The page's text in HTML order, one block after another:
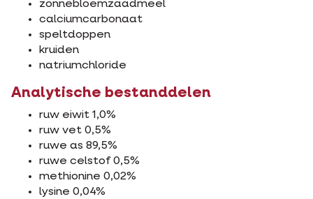
zonnebloemzaadmeel
calciumcarbonaat
speltdoppen
kruiden
natriumchloride
Analytische bestanddelen
ruw eiwit 1,0%
ruw vet 0,5%
ruwe as 89,5%
ruwe celstof 0,5%
methionine 0,02%
lysine 0,04%